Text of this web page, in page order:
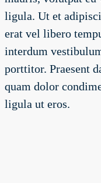
ligula. Ut et
erat vel libero
interdum
porttitor. Praesent
quam dolor
ligula ut eros.